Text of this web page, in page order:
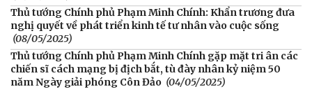
Thủ tướng Chính phủ Phạm Minh Chính: Khẩn trương đưa
nghị quyết về phát triển kinh tế tư nhân vào cuộc sống
(08/05/2025)
Thủ tướng Chính phủ Phạm Minh Chính gặp mặt tri ân các
chiến sĩ cách mạng bị địch bắt, tù đày nhân kỷ niệm 50
năm Ngày giải phóng Côn Đảo (04/05/2025)